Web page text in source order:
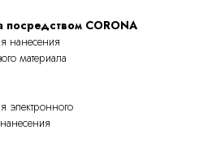
посредством CORONA
нанесения
материала
электронного